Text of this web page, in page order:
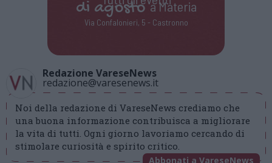
di agostoa Materia
Via Confalonieri, 5 - Castronno
Redazione VareseNews
redazione@varesenews.it
Noi della redazione di VareseNews crediamo che
una buona informazione contribuisca a migliorare
la vita di tutti. Ogni giorno lavoriamo cercando di
stimolare curiosità e spirito critico.
Abbonati a VareseNews